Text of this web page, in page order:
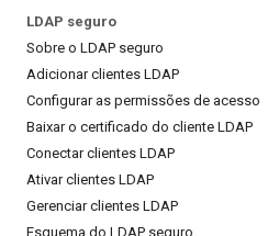
LDAP seguro
Sobre o LDAP seguro
Adicionar clientes LDAP
Configurar as permissões de acesso
Baixar o certificado do cliente LDAP
Conectar clientes LDAP
Ativar clientes LDAP
Gerenciar clientes LDAP
Esquema do LDAP seguro